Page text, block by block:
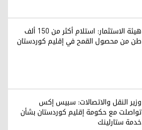
هيئة الاستثمار: استلام أكثر من 150 ألف
طن من محصول القمح في إقليم كوردستان
وزير النقل والاتصالات: سبيس إكس
تواصلت مع حكومة إقليم كوردستان بشأن
خدمة ستارلينك